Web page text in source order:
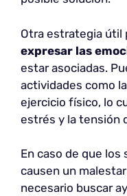
Otra estrategia útil
expresar las
estar asociadas.
actividades como
ejercicio físico, lo
estrés y la tensión
En caso de que
causen un
necesario buscar